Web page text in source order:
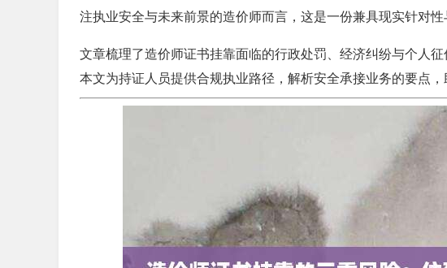
注执业安全与未来前景的造价师而言，这是一份兼具现实针对性
文章梳理了造价师证书挂靠面临的行政处罚、经济纠纷与个人
本文为持证人员提供合规执业路径，解析安全承接业务的要点